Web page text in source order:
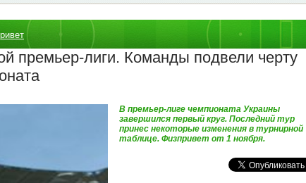
премьер-лиги. Команды подвели черту
В премьер-лиге чемпионата Украины
завершился первый круг. Последний тур
принес некоторые изменения в турнирной
таблице. Физпривет от 1 ноября.